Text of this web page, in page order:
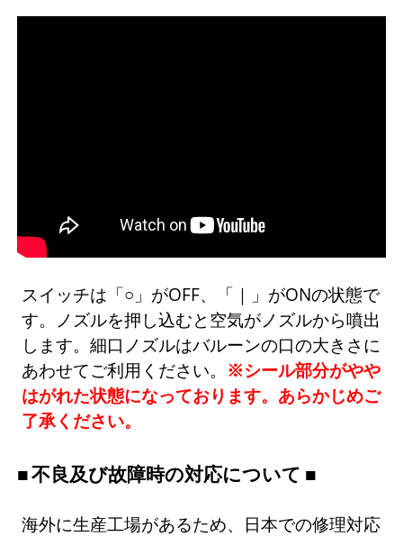
スイッチは「○」がOFF、「｜」がONの状態で
す。ノズルを押し込むと空気がノズルから噴出
します。細口ノズルはバルーンの口の大きさに
あわせてご利用ください。 ※シール部分がやや
はがれた状態になっております。あらかじめご
了承ください。
不良及び故障時の対応について
海外に生産工場があるため、日本での修理対応